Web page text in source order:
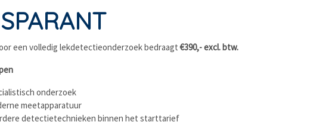
een volledig lekdetectieonderzoek bedraagt€390,- excl. btw.
onderzoek
meetapparatuur
detectietechnieken binnen het starttarief